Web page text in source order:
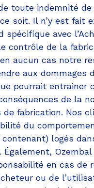
toute indemnité
soit. Il n’y est fait
spécifique avec
contrôle de la
aucun cas notre
aux dommages
pourrait entrainer
de la
de fabrication. Nos
du
logés
Également, Ozembal
en cas de
ou de